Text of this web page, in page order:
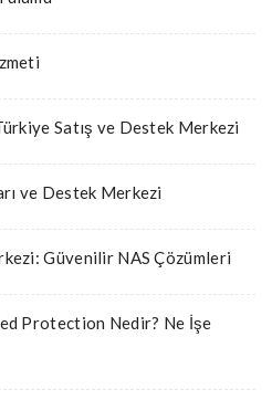
Satış ve Destek Merkezi
ve Destek Merkezi
Güvenilir NAS Çözümleri
Protection Nedir? Ne İşe